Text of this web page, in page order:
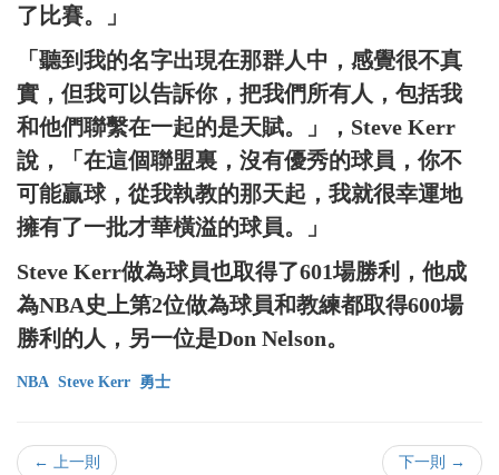
了比賽。」
「聽到我的名字出現在那群人中，感覺很不真
實，但我可以告訴你，把我們所有人，包括我
和他們聯繫在一起的是天賦。」，Steve Kerr
說，「在這個聯盟裏，沒有優秀的球員，你不
可能贏球，從我執教的那天起，我就很幸運地
擁有了一批才華橫溢的球員。」
Steve Kerr做為球員也取得了601場勝利，他成
為NBA史上第2位做為球員和教練都取得600場
勝利的人，另一位是Don Nelson。
NBA Steve Kerr 勇士
← 上一則 下一則 →